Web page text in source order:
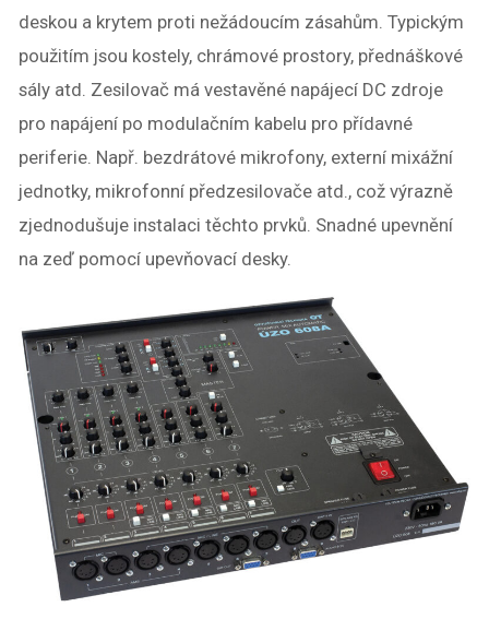
deskou a krytem proti nežádoucím zásahům. Typickým
použitím jsou kostely, chrámové prostory, přednáškové
sály atd. Zesilovač má vestavěné napájecí DC zdroje
pro napájení po modulačním kabelu pro přídavné
periferie. Např. bezdrátové mikrofony, externí mixážní
jednotky, mikrofonní předzesilovače atd., což výrazně
zjednodušuje instalaci těchto prvků. Snadné upevnění
na zeď pomocí upevňovací desky.